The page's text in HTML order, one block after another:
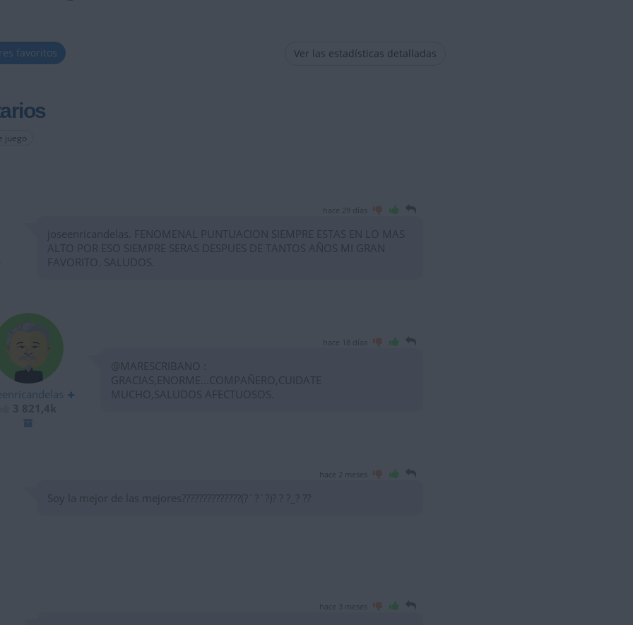
favoritos Ver las estadísticas detalladas
juego
hace 29 días
joseenricandelas. FENOMENAL PUNTUACION SIEMPRE ESTAS EN LO MAS
ALTO POR ESO SIEMPRE SERAS DESPUES DE TANTOS AÑOS MI GRAN
FAVORITO. SALUDOS.
hace 18 días
@MARESCRIBANO :
GRACIAS,ENORME...COMPAÑERO,CUIDATE
MUCHO,SALUDOS AFECTUOSOS.
hace 2 meses
Soy la mejor de las mejores??????????????(?´?`?)? ? ?_? ??
hace 3 meses